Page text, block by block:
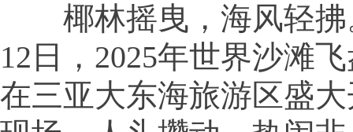
椰林摇曳，海风轻拂
12日，2025年世界沙滩
在三亚大东海旅游区盛